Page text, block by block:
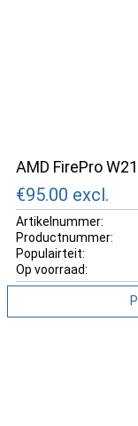
AMD FirePro
€95.00 excl.
Artikelnummer:
Productnummer:
Populairteit:
Op voorraad: